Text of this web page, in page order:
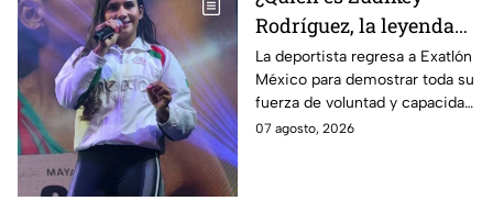
Rodríguez, la leyenda
Roja que regresa en la
décima temporada de
Exatlón México?
La deportista regresa a Exatlón
México para demostrar toda su
fuerza de voluntad y capacidad
física y mental.
07 agosto, 2026